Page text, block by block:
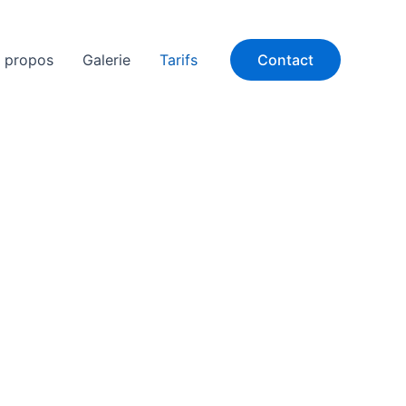
propos Galerie Tarifs Contact